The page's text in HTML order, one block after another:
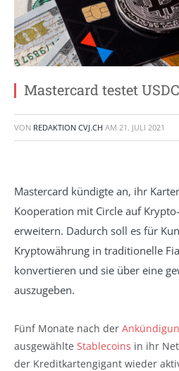
Mastercard testet
VON REDAKTION CVJ.CH AM 21. JULI 2021
Mastercard kündigte an, ihr
Kooperation mit Circle auf
erweitern. Dadurch soll es für
Kryptowährung in traditionelle
konvertieren und sie über eine
auszugeben.
Fünf Monate nach der
ausgewählte Stablecoins in ihr
der Kreditkartengigant wieder